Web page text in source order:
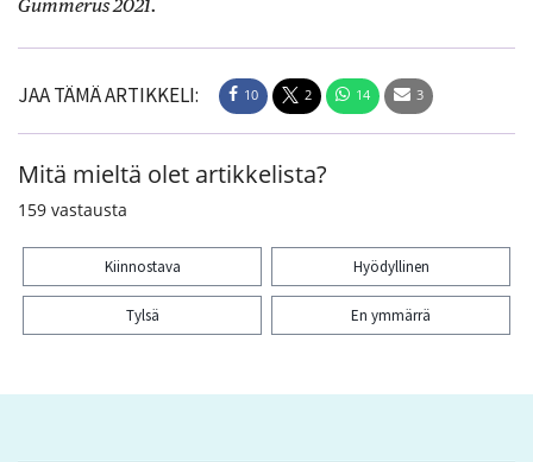
Gummerus 2021.
JAA TÄMÄ ARTIKKELI: 10 2 14 3
Mitä mieltä olet artikkelista?
159 vastausta
Kiinnostava Hyödyllinen
Tylsä En ymmärrä